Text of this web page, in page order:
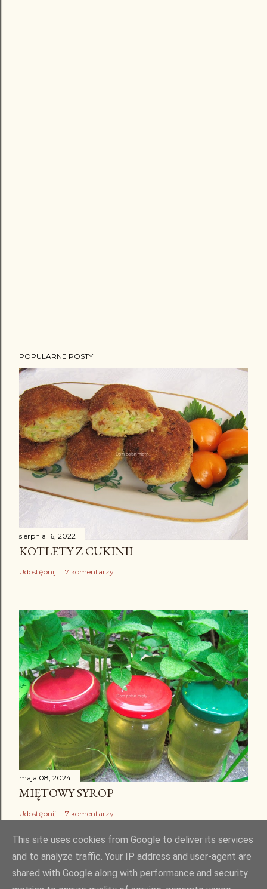
POPULARNE POSTY
sierpnia 16, 2022
KOTLETY Z CUKINII
Udostępnij 7 komentarzy
maja 08, 2024
MIĘTOWY SYROP
Udostępnij 7 komentarzy
This site uses cookies from Google to deliver its services
and to analyze traffic. Your IP address and user-agent are
shared with Google along with performance and security